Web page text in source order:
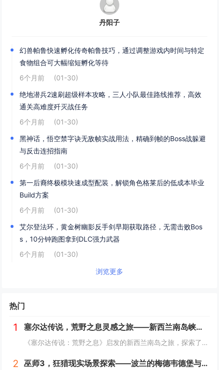
丹阳子
幻兽帕鲁快速孵化传奇帕鲁技巧，通过调整游戏内时间与特定
食物组合可大幅缩短孵化等待
6个月前
(01-30)
绝地潜兵2速刷超级样本攻略，三人小队最佳路线推荐，高效
通关高难度歼灭战任务
6个月前
(01-30)
黑神话，悟空禁字诀无敌帧实战用法，精确到帧的Boss战躲避
与反击连招指南
6个月前
(01-30)
第一后裔终极模块速成型配装，解锁角色格莱后的低成本毕业
Build方案
6个月前
(01-30)
艾尔登法环，黄金树幽影反手剑早期获取路径，无需击败Bos
s，10分钟跑图拿到DLC强力武器
6个月前
(01-30)
浏览更多
热门
1 塞尔达传说，荒野之息灵感之旅——新西兰南岛峡湾探秘与荒野生存体验
《塞尔达传说：荒野之息》启发的新西兰南岛之旅，探索了其壮丽的自然风光与荒野生存体验。在峡湾国家公园，你将亲历游戏般的奇妙景色，从镜面般的湖泊、雄伟的山脉到神秘的森林，每一处都仿佛是游戏中的场景再现。你可以参与野外生存活动，学习采集、搭建庇护...
2 巫师3，狂猎现实场景探索——波兰的梅德韦德堡与温特堡城堡的奇幻之旅